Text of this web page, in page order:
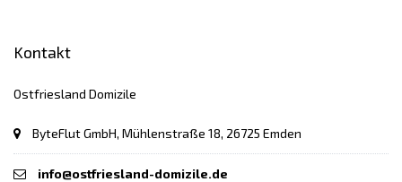
Kontakt
Ostfriesland Domizile
ByteFlut GmbH, Mühlenstraße 18, 26725 Emden
info@ostfriesland-domizile.de